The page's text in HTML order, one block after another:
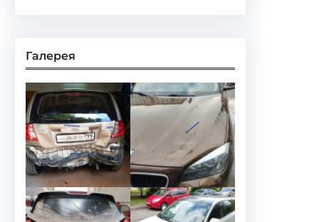
Галерея